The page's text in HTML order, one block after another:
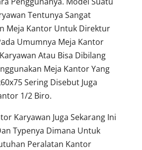
Tentunya Sangat
Meja Kantor Untuk Direktur
Umumnya Meja Kantor
Atau Bisa Dibilang
Meja Kantor Yang
Sering Disebut Juga
1/2 Biro.
Karyawan Juga Sekarang Ini
Typenya Dimana Untuk
Peralatan Kantor